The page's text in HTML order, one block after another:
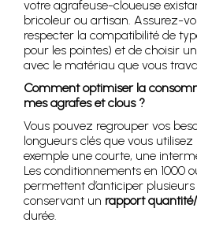
votre agrafeuse-cloueuse
bricoleur ou artisan. Assurez-
respecter la compatibilité de
pour les pointes) et de choisir
avec le matériau que vous
Comment optimiser la
mes agrafes et clous ?
Vous pouvez regrouper vos
longueurs clés que vous
exemple une courte, une
Les conditionnements en 1000
permettent d’anticiper
conservant un rapport
durée.